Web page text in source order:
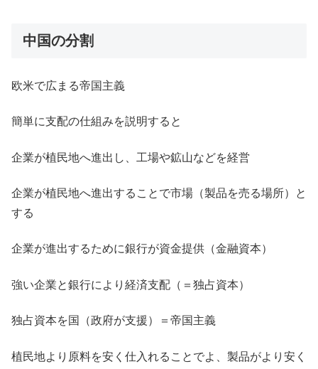
中国の分割
欧米で広まる帝国主義
簡単に支配の仕組みを説明すると
企業が植民地へ進出し、工場や鉱山などを経営
企業が植民地へ進出することで市場（製品を売る場所）と
する
企業が進出するために銀行が資金提供（金融資本）
強い企業と銀行により経済支配（＝独占資本）
独占資本を国（政府が支援）＝帝国主義
植民地より原料を安く仕入れることでよ、製品がより安く